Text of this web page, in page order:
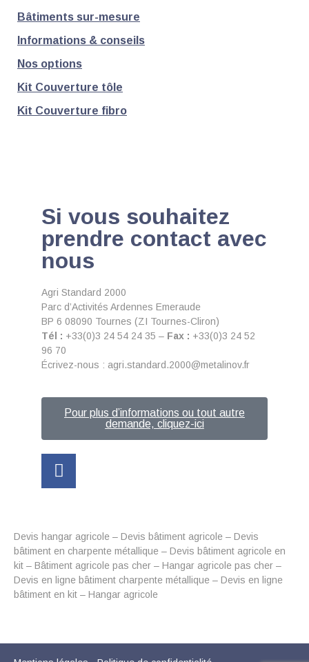
Bâtiments sur-mesure
Informations & conseils
Nos options
Kit Couverture tôle
Kit Couverture fibro
Si vous souhaitez
prendre contact avec
nous
Agri Standard 2000
Parc d’Activités Ardennes Emeraude
BP 6 08090 Tournes (ZI Tournes-Cliron)
Tél : +33(0)3 24 54 24 35 – Fax : +33(0)3 24 52
96 70
Écrivez-nous : agri.standard.2000@metalinov.fr
Pour plus d’informations ou tout autre
demande, cliquez-ici
Devis hangar agricole – Devis bâtiment agricole – Devis
bâtiment en charpente métallique – Devis bâtiment agricole en
kit – Bâtiment agricole pas cher – Hangar agricole pas cher –
Devis en ligne bâtiment charpente métallique – Devis en ligne
bâtiment en kit – Hangar agricole